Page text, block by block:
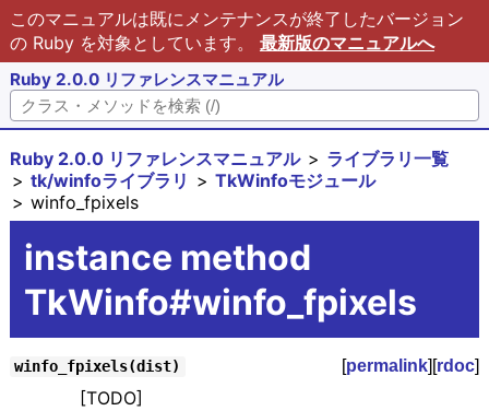
このマニュアルは既にメンテナンスが終了したバージョン
の Ruby を対象としています。 最新版のマニュアルへ
Ruby 2.0.0 リファレンスマニュアル
Ruby 2.0.0 リファレンスマニュアル
ライブラリ一覧
tk/winfoライブラリ
TkWinfoモジュール
winfo_fpixels
instance method
TkWinfo#winfo_fpixels
winfo_fpixels(dist) [permalink][rdoc]
[TODO]